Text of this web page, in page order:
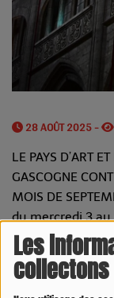
Les
collectons
28 AOÛT 2025 -
LE PAYS D’ART
GASCOGNE
MOIS DE
du mercredi 3
de septembre
patrimoine local
Gascogne.